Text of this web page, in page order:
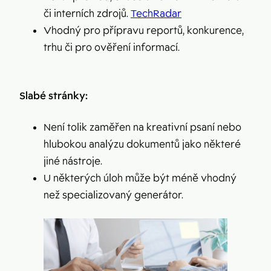
či interních zdrojů.TechRadar
Vhodný pro přípravu reportů, konkurence,
trhu či pro ověření informací.
Slabé stránky:
Není tolik zaměřen na kreativní psaní nebo
hlubokou analýzu dokumentů jako některé
jiné nástroje.
U některých úloh může být méně vhodný
než specializovaný generátor.